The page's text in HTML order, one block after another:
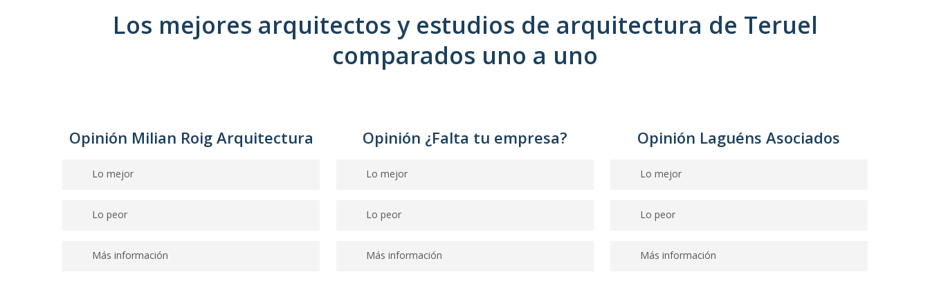
Los mejores arquitectos y estudios de arquitectura de Teruel
comparados uno a uno
Opinión Milian Roig Arquitectura
Lo mejor
Lo peor
Más información
Opinión ¿Falta tu empresa?
Lo mejor
Lo peor
Más información
Opinión Laguéns Asociados
Lo mejor
Lo peor
de sus especialistas.
Más información